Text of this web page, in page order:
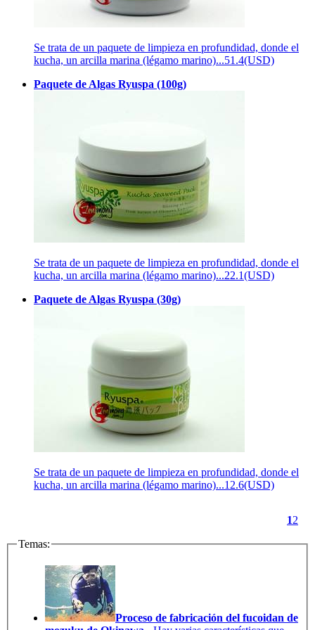
Se trata de un paquete de limpieza en profundidad, donde el
kucha, un arcilla marina (légamo marino)...51.4(USD)
Paquete de Algas Ryuspa (100g)
Se trata de un paquete de limpieza en profundidad, donde el
kucha, un arcilla marina (légamo marino)...22.1(USD)
Paquete de Algas Ryuspa (30g)
Se trata de un paquete de limpieza en profundidad, donde el
kucha, un arcilla marina (légamo marino)...12.6(USD)
12
Temas:
Proceso de fabricación del fucoidan de